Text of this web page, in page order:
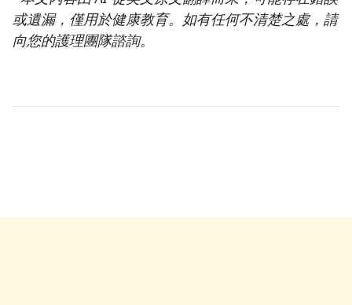
或遺漏，僅用於健康教育。如有任何不清楚之處，請
向您的護理團隊諮詢。